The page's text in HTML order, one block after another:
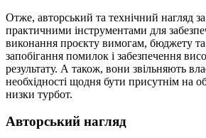
Отже, авторський та технічний нагляд
практичними інструментами для
виконання проєкту вимогам, бюджету та
запобігання помилок і забезпечення
результату. А також, вони звільняють
необхідності щодня бути присутнім на
низки турбот.
Авторський нагляд